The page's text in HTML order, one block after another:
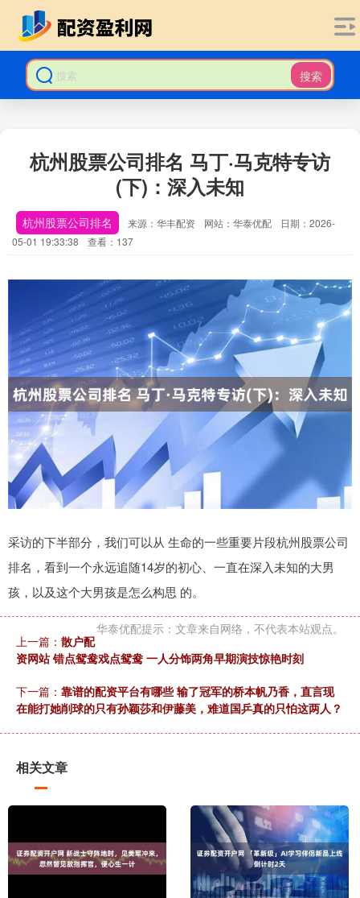
搜索
杭州股票公司排名 马丁·马克特专访
(下)：深入未知
杭州股票公司排名 来源：华丰配资 网站：华泰优配
日期：2026-
05-01 19:33:38
查看：137
采访的下半部分，我们可以从 生命的一些重要片段杭州股票公司
排名，看到一个永远追随14岁的初心、一直在深入未知的大男
孩，以及这个大男孩是怎么构思 的。
华泰优配提示：文章来自网络，不代表本站观点。
上一篇： 散户配
资网站 错点鸳鸯戏点鸳鸯 一人分饰两角早期演技惊艳时刻
下一篇： 靠谱的配资平台有哪些 输了冠军的桥本帆乃香，直言现
在能打她削球的只有孙颖莎和伊藤美，难道国乒真的只怕这两人？
相关文章